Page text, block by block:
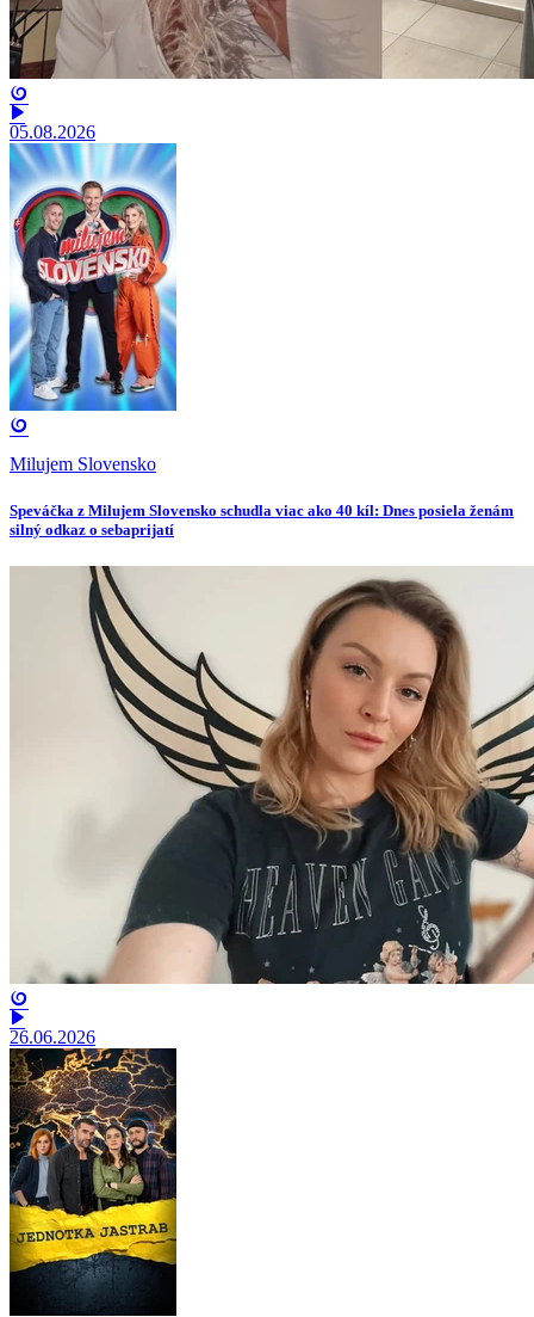
05.08.2026
Milujem Slovensko
Speváčka z Milujem Slovensko schudla viac ako 40 kíl: Dnes posiela ženám
silný odkaz o sebaprijatí
26.06.2026